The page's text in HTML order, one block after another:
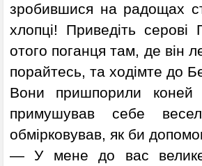
зробившися на радощах
хлопці! Приведіть
отого поганця там, де він
порайтесь, та ходімте до
Вони пришпорили коней
примушував себе
обмірковував, як би
— У мене до вас